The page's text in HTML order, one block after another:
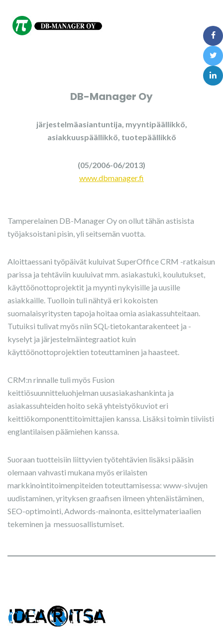
DB-Manager Oy
järjestelmäasiantuntija, myyntipäällikkö,
asiakkuuspäällikkö, tuotepäällikkö
(05/2006-06/2013)
www.dbmanager.fi
Tamperelainen DB-Manager Oy on ollut tähän astisista
työjaksoistani pisin, yli seitsemän vuotta.
Aloittaessani työpäivät kuluivat SuperOffice CRM -ratkaisun
parissa ja tehtäviin kuuluivat mm. asiakastuki, koulutukset,
käyttöönottoprojektit ja myynti nykyisille ja uusille
asiakkaille. Tuolloin tuli nähtyä eri kokoisten
suomalaisyritysten tapoja hoitaa omia asiakassuhteitaan.
Tutuiksi tulivat myös niin SQL-tietokantarakenteet ja -
kyselyt ja järjestelmäintegraatiot kuin
käyttöönottoprojektien toteuttaminen ja haasteet.
CRM:n rinnalle tuli myös Fusion
keittiösuunnitteluohjelman uusasiakashankinta ja
asiakassuhteiden hoito sekä yhteistyökuviot eri
keittiökomponenttitoimittajien kanssa. Lisäksi toimin tiiviisti
englantilaisen päämiehen kanssa.
Suoraan tuotteisiin liittyvien työtehtävien lisäksi pääsin
olemaan vahvasti mukana myös erilaisten
markkinointitoimenpiteiden toteuttamisessa: www-sivujen
uudistaminen, yrityksen graafisen ilmeen yhtenäistäminen,
SEO-optimointi, Adwords-mainonta, esittelymateriaalien
tekeminen ja messuosallistumiset.